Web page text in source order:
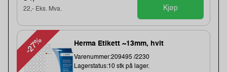
22,- Eks. Mva. Kjøp
-27% Herma Etikett ~13mm, hvit
Varenummer:209495 /2230
Lagerstatus:10 stk på lager.